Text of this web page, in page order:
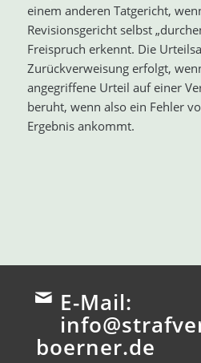
einem anderen Tatgericht,
Revisionsgericht selbst
Freispruch erkennt. Die
Zurückverweisung erfolgt,
angegriffene Urteil auf einer
beruht, wenn also ein Fehler
Ergebnis ankommt.
E-Mail:
boerner.de